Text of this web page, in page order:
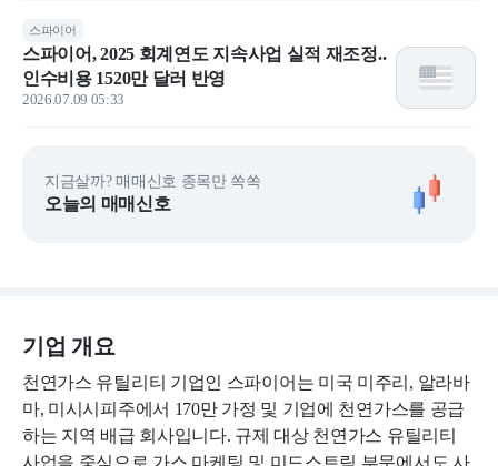
스파이어
스파이어, 2025 회계연도 지속사업 실적 재조정..
인수비용 1520만 달러 반영
2026.07.09 05:33
지금살까? 매매신호 종목만 쏙쏙
오늘의 매매신호
기업 개요
천연가스 유틸리티 기업인 스파이어는 미국 미주리, 알라바
마, 미시시피주에서 170만 가정 및 기업에 천연가스를 공급
하는 지역 배급 회사입니다. 규제 대상 천연가스 유틸리티
사업을 중심으로 가스 마케팅 및 미드스트림 부문에서도 사